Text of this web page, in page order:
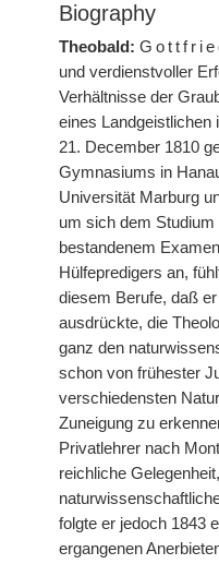
Biography
Theobald:
und verdienstvoller
Verhältnisse der
eines Landgeistlichen
21. December 1810
Gymnasiums in
Universität Marburg
um sich dem
bestandenem
Hülfepredigers an,
diesem Berufe, daß
ausdrückte, die
ganz den
schon von frühester
verschiedensten
Zuneigung zu
Privatlehrer nach
reichliche
folgte er jedoch 1843
ergangenen